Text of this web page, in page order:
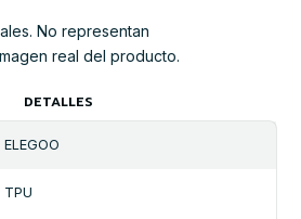
No representan
real del producto.
DETALLES
ELEGOO
TPU